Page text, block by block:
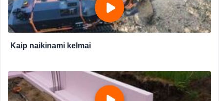
Kaip naikinami kelmai